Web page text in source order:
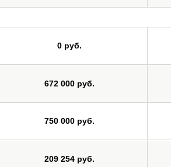
0 руб.
672 000 руб.
750 000 руб.
209 254 руб.